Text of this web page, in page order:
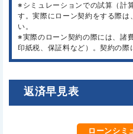
※シミュレーションでの試算（計
す。実際にローン契約をする際
い。
※実際のローン契約の際には、諸
印紙税、保証料など）。契約の際
返済早見表
ローンシミ